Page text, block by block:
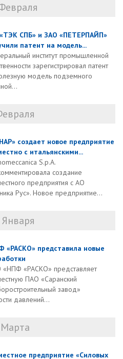
СПБ» и ЗАО «ПЕТЕРПАЙП»
патент на модель...
институт промышленной
зарегистрировал патент
модель подземного
создает новое предприятие
с итальянскими...
S.p.A.
создание
предприятия с АО
Рус». Новое предприятие...
«РАСКО» представила новые
«РАСКО» представляет
ПАО «Саранский
завод»
давлений...
предприятие «Силовых